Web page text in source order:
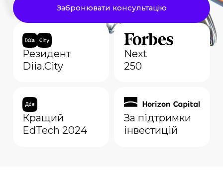
Забронювати консультацію
Резидент
Diia.City
Next
250
Кращий
EdTech 2024
За підтримки
інвестицій